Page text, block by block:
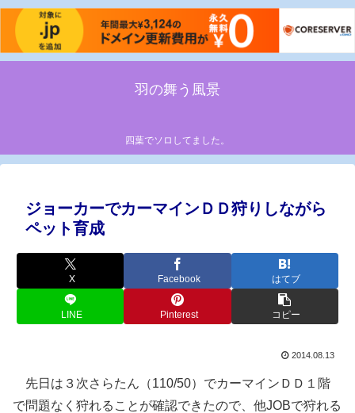
羽の舞う風景
四葉でソロしてました。
ジョーカーでカーマインＤＤ狩りしながら
ペット育成
X Facebook はてブ
LINE Pinterest コピー
2014.08.13
先日は３次さらたん（110/50）でカーマインＤＤ１階
で問題なく狩れることが確認できたので、他JOBで狩れる